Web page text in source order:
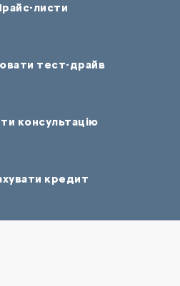
листи
тест-драйв
консультацію
кредит